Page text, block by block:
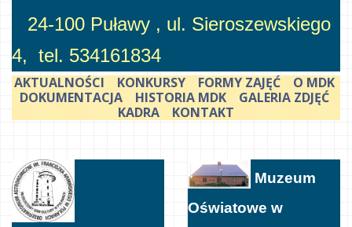
24-100 Puławy , ul. Sieroszewskiego
4, tel. 534161834
AKTUALNOŚCI KONKURSY FORMY ZAJĘĆ
O MDK
DOKUMENTACJA
HISTORIA MDK
GALERIA ZDJĘĆ
KADRA
KONTAKT
Muzeum
Oświatowe w